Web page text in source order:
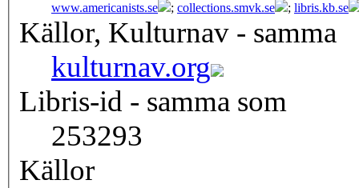
www.americanists.se ; collections.smvk.se ; libris.kb.se
Källor, Kulturnav - samma
kulturnav.org
Libris-id - samma som
253293
Källor